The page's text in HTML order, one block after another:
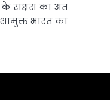
राक्षस का अंत
भारत का